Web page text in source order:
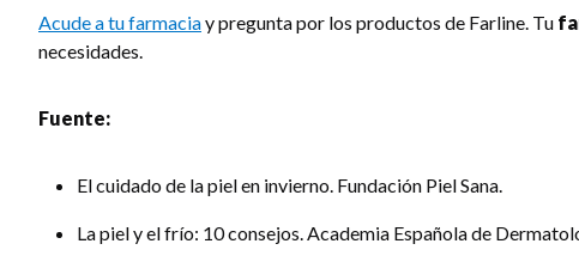
Acude a tu farmaciay pregunta por los productos de Farline. Tu
necesidades.
Fuente:
El cuidado de la piel en invierno. Fundación Piel Sana.
La piel y el frío: 10 consejos. Academia Española de